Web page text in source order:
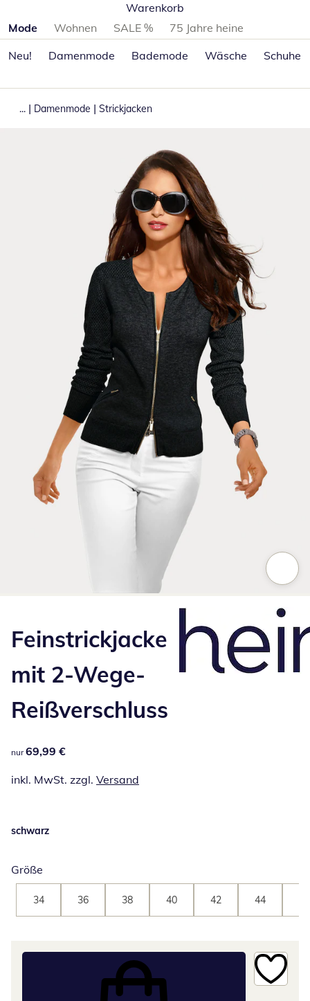
Warenkorb
Produktkategorien überspringen
Mode Wohnen SALE %
75 Jahre heine
Neu!
Damenmode Bademode Wäsche Schuhe
... | Damenmode | Strickjacken
Feinstrickjacke
mit 2-Wege-
Reißverschluss
69,99 €
nur 69,99 €
inkl. MwSt. zzgl. Versand
schwarz
Größe
34 36 38 40 42 44